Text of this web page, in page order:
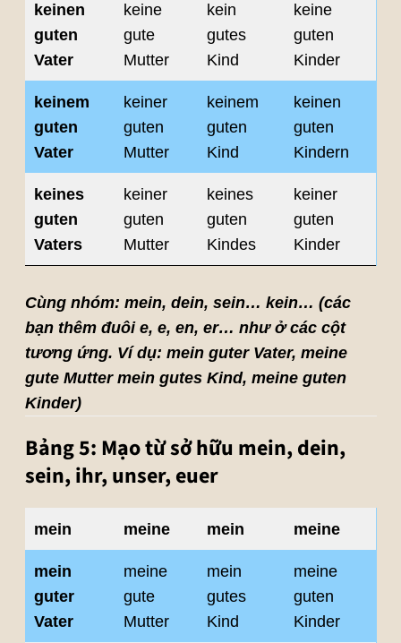
keinen
guten
Vater
keine
gute
Mutter
kein
gutes
Kind
keine
guten
Kinder
keinem
guten
Vater
keiner
guten
Mutter
keinem
guten
Kind
keinen
guten
Kindern
keines
guten
Vaters
keiner
guten
Mutter
keines
guten
Kindes
keiner
guten
Kinder
Cùng nhóm: mein, dein, sein… kein… (các
bạn thêm đuôi e, e, en, er… như ở các cột
tương ứng. Ví dụ: mein guter Vater, meine
gute Mutter mein gutes Kind, meine guten
Kinder)
Bảng 5: Mạo từ sở hữu mein, dein,
sein, ihr, unser, euer
mein meine mein meine
mein
guter
Vater
meine
gute
Mutter
mein
gutes
Kind
meine
guten
Kinder